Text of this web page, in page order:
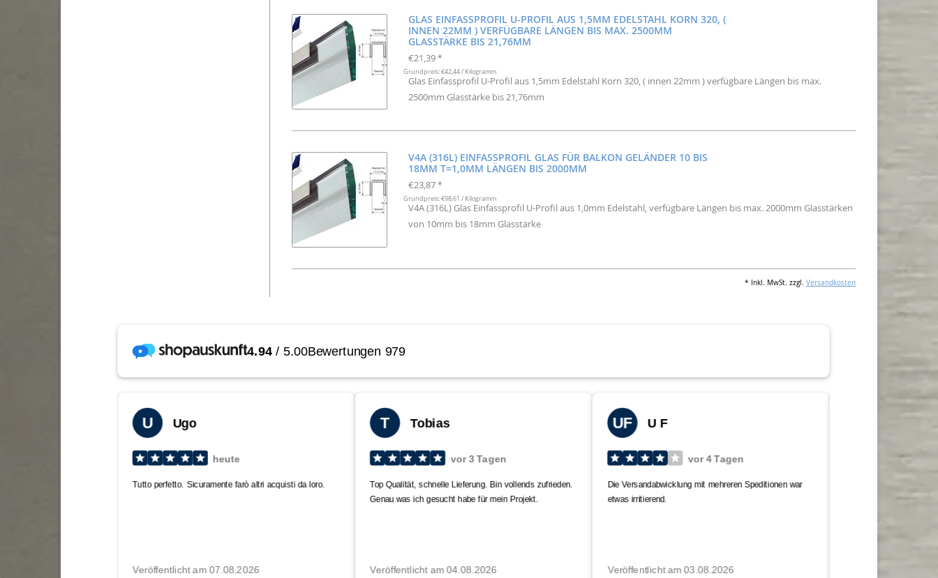
GLAS EINFASSPROFIL U-PROFIL AUS 1,5MM EDELSTAHL KORN 320, (
INNEN 22MM ) VERFÜGBARE LÄNGEN BIS MAX. 2500MM
GLASSTÄRKE BIS 21,76MM
€21,39 *
Grundpreis: €42,44 / Kilogramm
Glas Einfassprofil U-Profil aus 1,5mm Edelstahl Korn 320, ( innen 22mm ) verfügbare Längen bis max.
2500mm Glasstärke bis 21,76mm
V4A (316L) EINFASSPROFIL GLAS FÜR BALKON GELÄNDER 10 BIS
18MM T=1,0MM LÄNGEN BIS 2000MM
€23,87 *
Grundpreis: €98,61 / Kilogramm
V4A (316L) Glas Einfassprofil U-Profil aus 1,0mm Edelstahl, verfügbare Längen bis max. 2000mm Glasstärken
von 10mm bis 18mm Glasstärke
* Inkl. MwSt. zzgl. Versandkosten